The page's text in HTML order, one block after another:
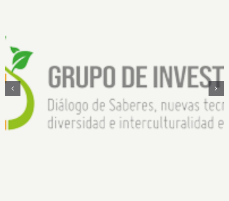
diversidad e interculturalidad en la Amazonía